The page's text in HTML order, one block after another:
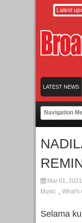
Latest
LATEST NEWS
Meramaikan Jakarta dengan
Menjadi Gerbang Inovasi
Rayakan Perpaduan
Meramaikan Jakarta dengan
Mar 01, 2021
Music , What's
Selama